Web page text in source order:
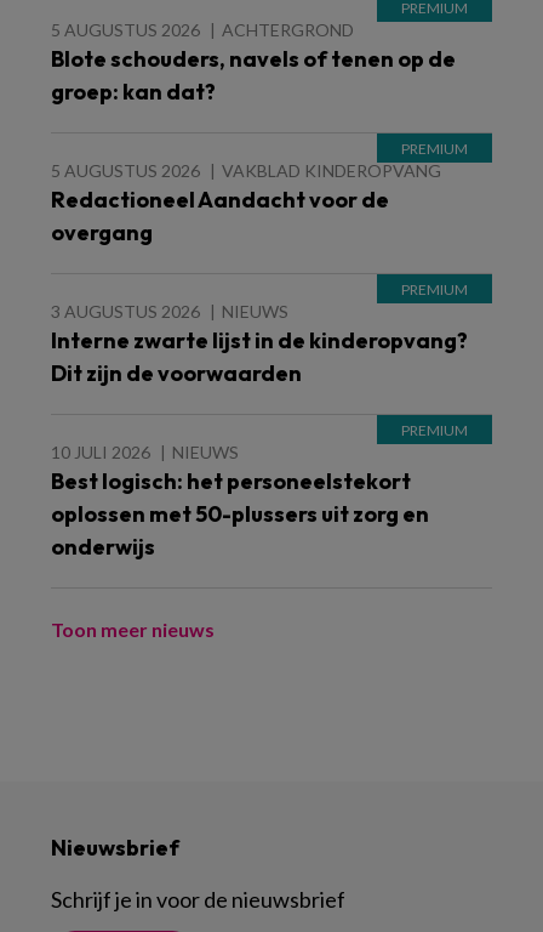
5 AUGUSTUS 2026 ACHTERGROND
Blote schouders, navels of tenen op de
groep: kan dat?
5 AUGUSTUS 2026 VAKBLAD KINDEROPVANG
Redactioneel Aandacht voor de
overgang
3 AUGUSTUS 2026 NIEUWS
Interne zwarte lijst in de kinderopvang?
Dit zijn de voorwaarden
10 JULI 2026 NIEUWS
Best logisch: het personeelstekort
oplossen met 50-plussers uit zorg en
onderwijs
Toon meer nieuws
Nieuwsbrief
Schrijf je in voor de nieuwsbrief